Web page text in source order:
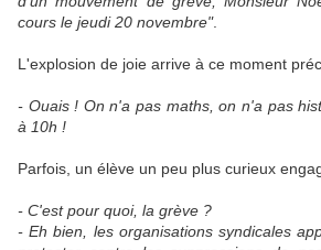
cours le jeudi 20 novembre".
L'explosion de joie arrive à ce moment
- Ouais ! On n'a pas maths, on n'a pas
à 10h !
Parfois, un élève un peu plus curieux
- C'est pour quoi, la grève ?
- Eh bien, les organisations syndicales